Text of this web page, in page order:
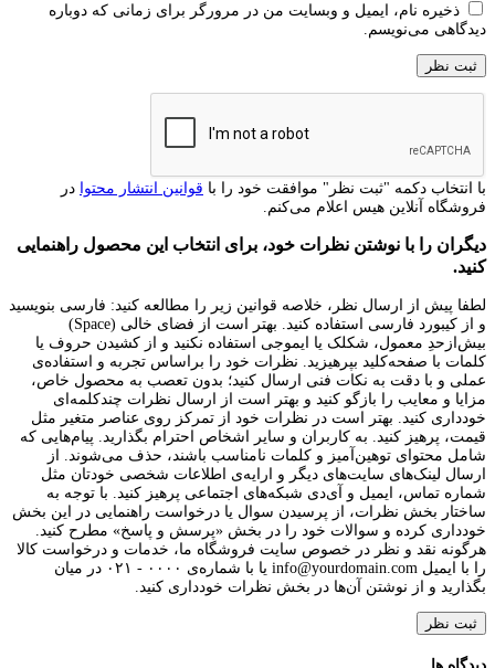
ذخیره نام، ایمیل و وبسایت من در مرورگر برای زمانی که دوباره
دیدگاهی می‌نویسم.
با انتخاب دکمه "ثبت نظر" موافقت خود را با قوانین انتشار محتوا در
فروشگاه آنلاین هیس اعلام می‌کنم.
دیگران را با نوشتن نظرات خود، برای انتخاب این محصول راهنمایی
کنید.
لطفا پیش از ارسال نظر، خلاصه قوانین زیر را مطالعه کنید: فارسی بنویسید
و از کیبورد فارسی استفاده کنید. بهتر است از فضای خالی (Space)
بیش‌از‌حدِ معمول، شکلک یا ایموجی استفاده نکنید و از کشیدن حروف یا
کلمات با صفحه‌کلید بپرهیزید. نظرات خود را براساس تجربه و استفاده‌ی
عملی و با دقت به نکات فنی ارسال کنید؛ بدون تعصب به محصول خاص،
مزایا و معایب را بازگو کنید و بهتر است از ارسال نظرات چندکلمه‌‌ای
خودداری کنید. بهتر است در نظرات خود از تمرکز روی عناصر متغیر مثل
قیمت، پرهیز کنید. به کاربران و سایر اشخاص احترام بگذارید. پیام‌هایی که
شامل محتوای توهین‌آمیز و کلمات نامناسب باشند، حذف می‌شوند. از
ارسال لینک‌های سایت‌های دیگر و ارایه‌ی اطلاعات شخصی خودتان مثل
شماره تماس، ایمیل و آی‌دی شبکه‌های اجتماعی پرهیز کنید. با توجه به
ساختار بخش نظرات، از پرسیدن سوال یا درخواست راهنمایی در این بخش
خودداری کرده و سوالات خود را در بخش «پرسش و پاسخ» مطرح کنید.
هرگونه نقد و نظر در خصوص سایت فروشگاه ما، خدمات و درخواست کالا
را با ایمیل info@yourdomain.com یا با شماره‌ی ۰۰۰۰ - ۰۲۱ در میان
بگذارید و از نوشتن آن‌ها در بخش نظرات خودداری کنید.
ثبت نظر